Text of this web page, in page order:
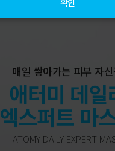
매일 쌓아가는 피부 자
애터미 데일
엑스퍼트 마
ATOMY DAILY EXPERT
확인